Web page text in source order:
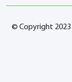
© Copyright 2023